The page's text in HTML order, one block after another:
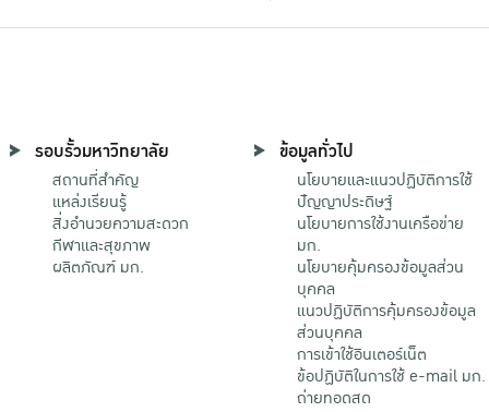
รอบรั้วมหาวิทยาลัย
สถานที่สำคัญ
แหล่งเรียนรู้
สิ่งอำนวยความสะดวก
กีฬาและสุขภาพ
ผลิตภัณฑ์ มก.
ข้อมูลทั่วไป
นโยบายและแนวปฏิบัติการใช้
ปัญญาประดิษฐ์
นโยบายการใช้งานเครือข่าย
มก.
นโยบายคุ้มครองข้อมูลส่วน
บุคคล
แนวปฏิบัติการคุ้มครองข้อมูล
ส่วนบุคคล
การเข้าใช้อินเตอร์เน็ต
ข้อปฏิบัติในการใช้ e-mail มก.
ถ่ายทอดสด